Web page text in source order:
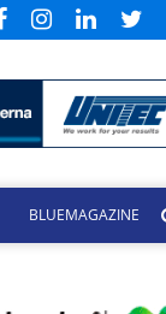
BLUEMAGAZINE